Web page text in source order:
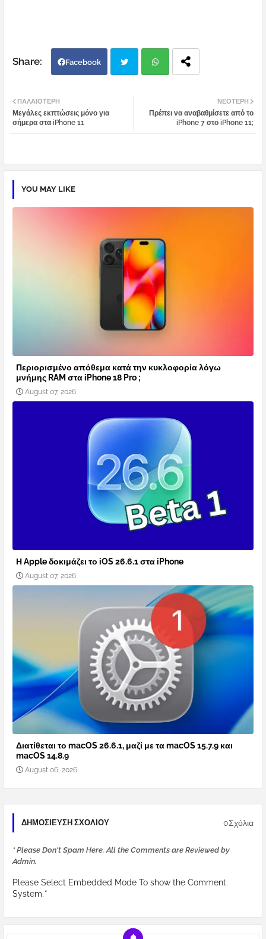
Facebook
atsa
ΝΕΌΤΕΡΗ
Πρέπει να αναβαθμίσετε από το
iPhone 7 στο iPhone 11;
ΠΑΛΑΙΌΤΕΡΗ
Μεγάλες εκπτώσεις μόνο για
σήμερα στα iPhone 11
YOU MAY LIKE
Περιορισμένο απόθεμα κατά την κυκλοφορία λόγω
μνήμης RAM στα iPhone 18 Pro ;
August 07, 2026
Η Apple δοκιμάζει το iOS 26.6.1 στα iPhone
August 07, 2026
Διατίθεται το macOS 26.6.1, μαζί με τα macOS 15.7.9 και
macOS 14.8.9
August 06, 2026
ΔΗΜΟΣΊΕΥΣΗ ΣΧΟΛΊΟΥ 0Σχόλια
* Please Don't Spam Here. All the Comments are Reviewed by
Admin.
Please Select Embedded Mode To show the Comment
System.*